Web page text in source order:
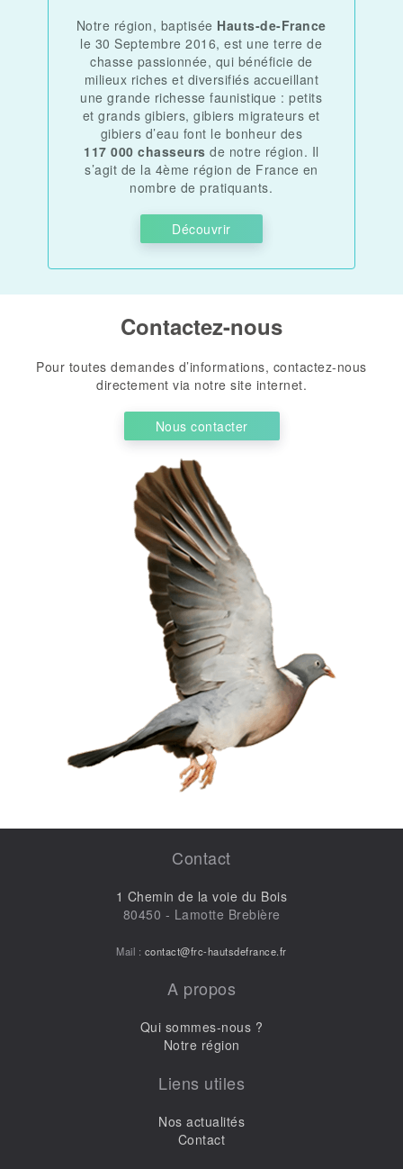
Notre région, baptisée Hauts-de-France
le 30 Septembre 2016, est une terre de
chasse passionnée, qui bénéficie de
milieux riches et diversifiés accueillant
une grande richesse faunistique : petits
et grands gibiers, gibiers migrateurs et
gibiers d’eau font le bonheur des
117 000 chasseurs de notre région. Il
s’agit de la 4ème région de France en
nombre de pratiquants.
Découvrir
Contactez-nous
Pour toutes demandes d’informations, contactez-nous
directement via notre site internet.
Nous contacter
Contact
1 Chemin de la voie du Bois
80450 - Lamotte Brebière
Mail : contact@frc-hautsdefrance.fr
A propos
Qui sommes-nous ?
Notre région
Liens utiles
Nos actualités
Contact